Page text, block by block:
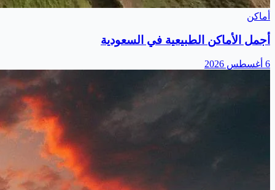
أماكن
أجمل الأماكن الطبيعية في السعودية
6 أغسطس 2026